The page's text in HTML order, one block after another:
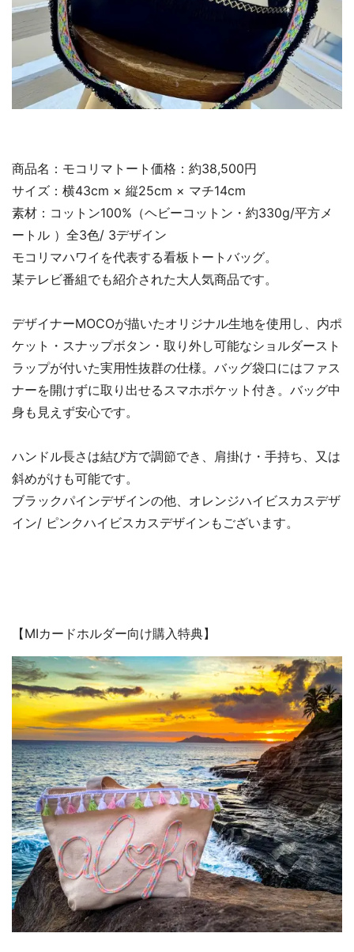
商品名：モコリマトート価格：約38,500円
サイズ：横43cm × 縦25cm × マチ14cm
素材：コットン100%（ヘビーコットン・約330g/平方メ
ートル ）全3色/ 3デザイン
モコリマハワイを代表する看板トートバッグ。
某テレビ番組でも紹介された大人気商品です。
デザイナーMOCOが描いたオリジナル生地を使用し、内ポ
ケット・スナップボタン・取り外し可能なショルダースト
ラップが付いた実用性抜群の仕様。バッグ袋口にはファス
ナーを開けずに取り出せるスマホポケット付き。バッグ中
身も見えず安心です。
ハンドル長さは結び方で調節でき、肩掛け・手持ち、又は
斜めがけも可能です。
ブラックパインデザインの他、オレンジハイビスカスデザ
イン/ ピンクハイビスカスデザインもございます。
【MIカードホルダー向け購入特典】